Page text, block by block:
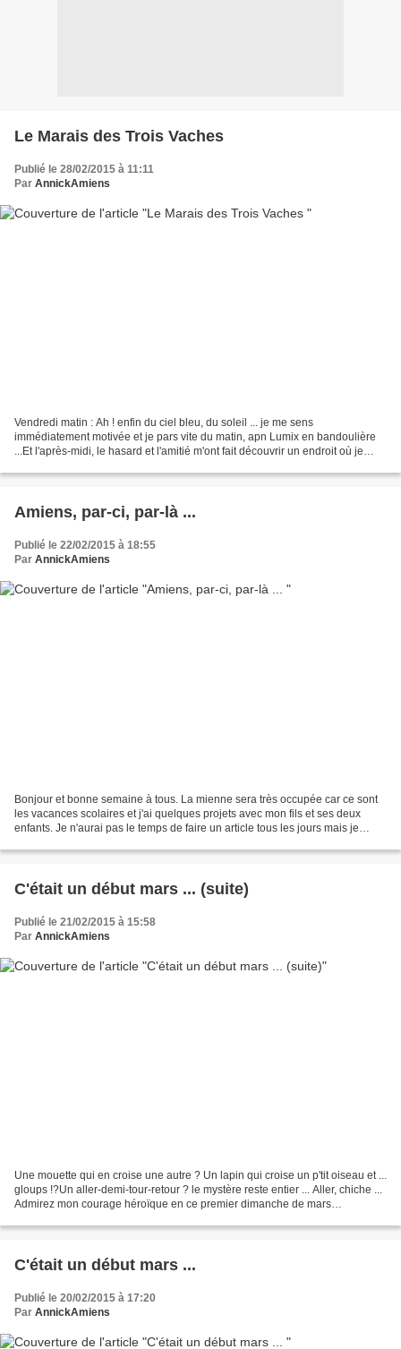
Le Marais des Trois Vaches
Publié le 28/02/2015 à 11:11
Par AnnickAmiens
Vendredi matin : Ah ! enfin du ciel bleu, du soleil ... je me sens
immédiatement motivée et je pars vite du matin, apn Lumix en bandoulière
...Et l'après-midi, le hasard et l'amitié m'ont fait découvrir un endroit où je
Amiens, par-ci, par-là ...
Publié le 22/02/2015 à 18:55
Par AnnickAmiens
Bonjour et bonne semaine à tous. La mienne sera très occupée car ce sont
les vacances scolaires et j'ai quelques projets avec mon fils et ses deux
enfants. Je n'aurai pas le temps de faire un article tous les jours mais je
C'était un début mars ... (suite)
Publié le 21/02/2015 à 15:58
Par AnnickAmiens
Une mouette qui en croise une autre ? Un lapin qui croise un p'tit oiseau et ...
gloups !?Un aller-demi-tour-retour ? le mystère reste entier ... Aller, chiche ...
Admirez mon courage héroïque en ce premier dimanche de mars
C'était un début mars ...
Publié le 20/02/2015 à 17:20
Par AnnickAmiens